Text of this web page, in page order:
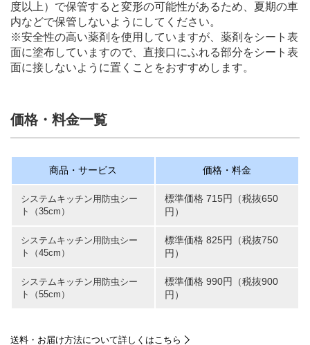
度以上）で保管すると変形の可能性があるため、夏期の車
内などで保管しないようにしてください。
※安全性の高い薬剤を使用していますが、薬剤をシート表
面に塗布していますので、直接口にふれる部分をシート表
面に接しないように置くことをおすすめします。
価格・料金一覧
商品・サービス 価格・料金
システムキッチン用防虫シー
ト（35cm）
標準価格 715円（税抜650
円）
システムキッチン用防虫シー
ト（45cm）
標準価格 825円（税抜750
円）
システムキッチン用防虫シー
ト（55cm）
標準価格 990円（税抜900
円）
送料・お届け方法について詳しくはこちら